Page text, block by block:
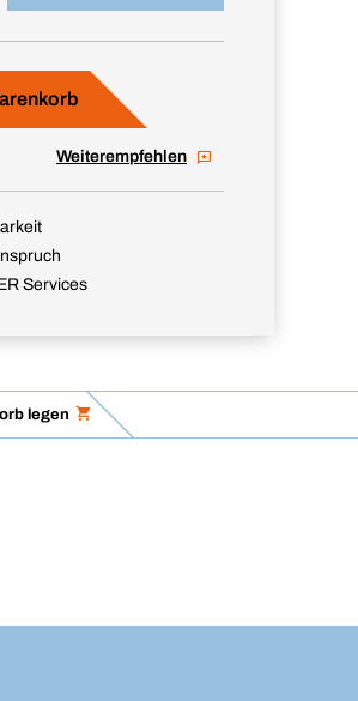
Weiterempfehlen
Services
legen